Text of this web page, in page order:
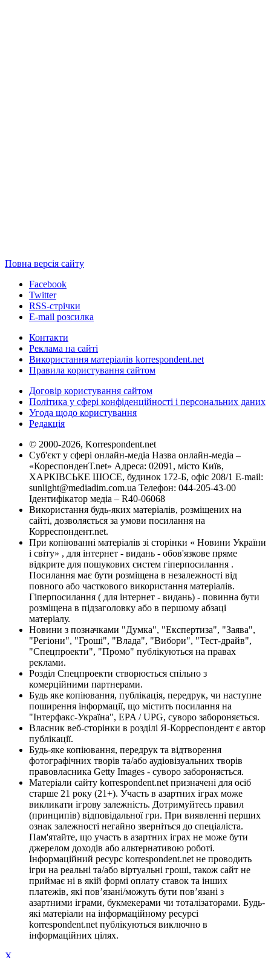
Повна версія сайту
Facebook
Twitter
RSS-стрічки
E-mail розсилка
Контакти
Реклама на сайті
Використання матеріалів korrespondent.net
Правила користування сайтом
Договір користування сайтом
Політика у сфері конфіденційності і персональних даних
Угода щодо користування
Редакція
© 2000-2026, Korrespondent.net
Суб'єкт у сфері онлайн-медіа Назва онлайн-медіа –
«КореспонденТ.net» Адреса: 02091, місто Київ,
ХАРКІВСЬКЕ ШОСЕ, будинок 172-Б, офіс 208/1 E-mail:
sunlight@mediadim.com.ua Телефон: 044-205-43-00
Ідентифікатор медіа – R40-06068
Використання будь-яких матеріалів, розміщених на
сайті, дозволяється за умови посилання на
Корреспондент.net.
При копіюванні матеріалів зі сторінки « Новини України
і світу» , для інтернет - видань - обов'язкове пряме
відкрите для пошукових систем гіперпосилання .
Посилання має бути розміщена в незалежності від
повного або часткового використання матеріалів.
Гіперпосилання ( для інтернет - видань) - повинна бути
розміщена в підзаголовку або в першому абзаці
матеріалу.
Новини з позначками "Думка", "Експертиза", "Заява",
"Регіони", "Гроші", "Влада", "Вибори", "Тест-драйв",
"Спецпроекти", "Промо" публікуються на правах
реклами.
Розділ Спецпроекти створюється спільно з
комерційними партнерами.
Будь яке копіювання, публікація, передрук, чи наступне
поширення інформації, що містить посилання на
"Інтерфакс-Україна", EPA / UPG, суворо забороняється.
Власник веб-сторінки в розділі Я-Корреспондент є автор
публікації.
Будь-яке копіювання, передрук та відтворення
фотографічних творів та/або аудіовізуальних творів
правовласника Getty Images - суворо забороняється.
Матеріали сайту korrespondent.net призначені для осіб
старше 21 року (21+). Участь в азартних іграх може
викликати ігрову залежність. Дотримуйтесь правил
(принципів) відповідальної гри. При виявленні перших
ознак залежності негайно зверніться до спеціаліста.
Пам'ятайте, що участь в азартних іграх не може бути
джерелом доходів або альтернативою роботі.
Інформаційний ресурс korrespondent.net не проводить
ігри на реальні та/або віртуальні гроші, також сайт не
приймає ні в якій формі оплату ставок та інших
платежів, які пов’язані/можуть бути пов’язані з
азартними іграми, букмекерами чи тоталізаторами. Будь-
які матеріали на інформаційному ресурсі
korrespondent.net публікуються виключно в
інформаційних цілях.
X